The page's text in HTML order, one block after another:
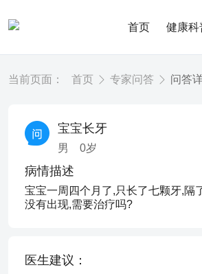
首页 健康科
当前页面： 首页 专家问答 问答
宝宝长牙
男 0岁
病情描述
宝宝一周四个月了,只长了七颗牙,隔
没有出现,需要治疗吗?
医生建议：